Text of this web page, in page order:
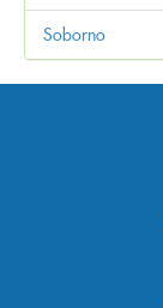
Soborno